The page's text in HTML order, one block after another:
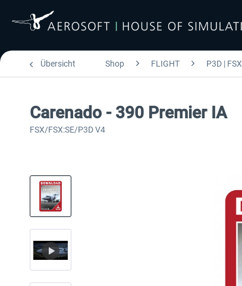
Übersicht Shop FLIGHT P3D | FSX
Carenado - 390 Premier IA
FSX/FSX:SE/P3D V4